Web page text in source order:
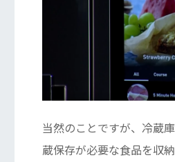
当然のことですが、冷蔵
蔵保存が必要な食品を収